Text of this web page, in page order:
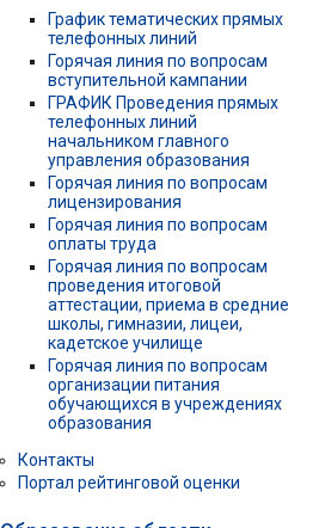
График тематических прямых
телефонных линий
Горячая линия по вопросам
вступительной кампании
ГРАФИК Проведения прямых
телефонных линий
начальником главного
управления образования
Горячая линия по вопросам
лицензирования
Горячая линия по вопросам
оплаты труда
Горячая линия по вопросам
проведения итоговой
аттестации, приема в средние
школы, гимназии, лицеи,
кадетское училище
Горячая линия по вопросам
организации питания
обучающихся в учреждениях
образования
Контакты
Портал рейтинговой оценки